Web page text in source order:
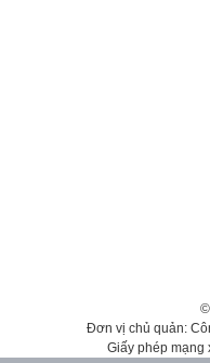
Đơn vị chủ quản:
Giấy phép mạng